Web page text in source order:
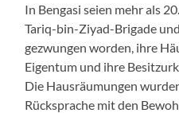
In Bengasi seien mehr als
Tariq-bin-Ziyad-Brigade
gezwungen worden, ihre
Eigentum und ihre
Die Hausräumungen
Rücksprache mit den